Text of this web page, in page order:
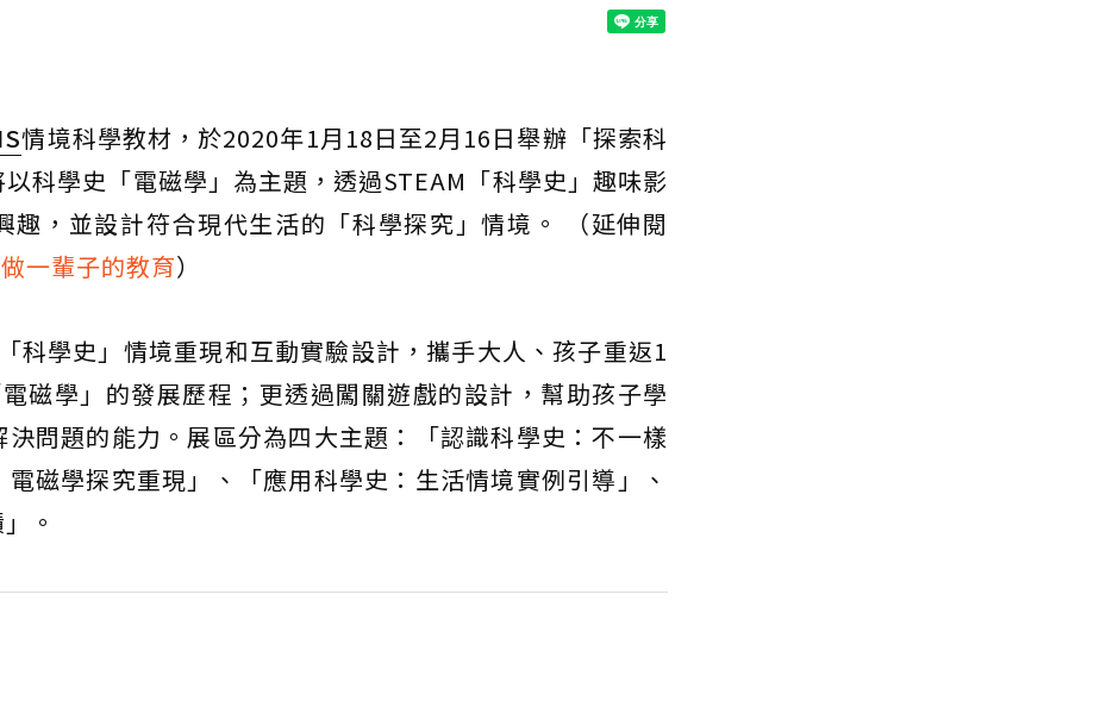
情境科學教材，於2020年1月18日至2月16日舉辦「探索科
科學史「電磁學」為主題，透過STEAM「科學史」趣味影
趣，並設計符合現代生活的「科學探究」情境。 （延伸閱
一輩子的教育）
科學史」情境重現和互動實驗設計，攜手大人、孩子重返1
磁學」的發展歷程；更透過闖關遊戲的設計，幫助孩子學
問題的能力。展區分為四大主題：「認識科學史：不一樣
磁學探究重現」、「應用科學史：生活情境實例引導」、
。